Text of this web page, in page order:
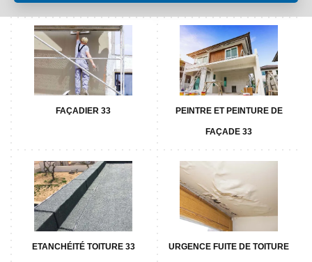
FAÇADIER 33 PEINTRE ET PEINTURE DE
FAÇADE 33
ETANCHÉITÉ TOITURE 33 URGENCE FUITE DE TOITURE